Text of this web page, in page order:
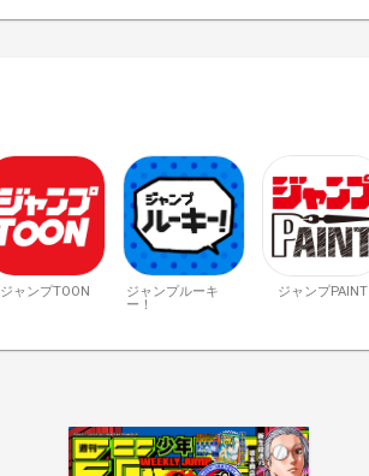
ジャンプTOON
ジャンプルーキ
ー！
ジャンプPAINT